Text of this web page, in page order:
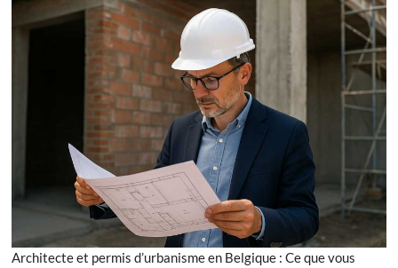
Architecte et permis d’urbanisme en Belgique : Ce que vous